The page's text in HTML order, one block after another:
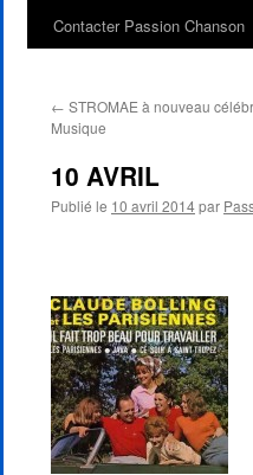
Contacter Passion Chanson
← STROMAE à nouveau
Musique
10 AVRIL
Publié le 10 avril 2014par